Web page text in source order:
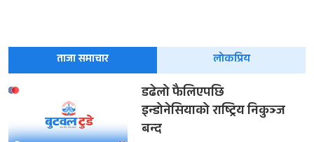
ताजा समाचार लोकप्रिय
डढेलो फैलिएपछि
इन्डोनेसियाको राष्ट्रिय निकुञ्ज
बन्द